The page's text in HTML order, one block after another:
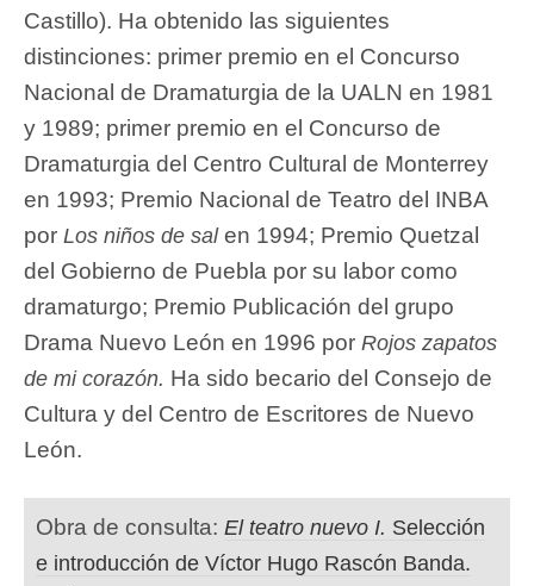
Castillo). Ha obtenido las siguientes
distinciones: primer premio en el Concurso
Nacional de Dramaturgia de la UALN en 1981
y 1989; primer premio en el Concurso de
Dramaturgia del Centro Cultural de Monterrey
en 1993; Premio Nacional de Teatro del INBA
por Los niños de sal en 1994; Premio Quetzal
del Gobierno de Puebla por su labor como
dramaturgo; Premio Publicación del grupo
Drama Nuevo León en 1996 por Rojos zapatos
de mi corazón. Ha sido becario del Consejo de
Cultura y del Centro de Escritores de Nuevo
León.
Obra de consulta: El teatro nuevo I. Selección
e introducción de Víctor Hugo Rascón Banda.